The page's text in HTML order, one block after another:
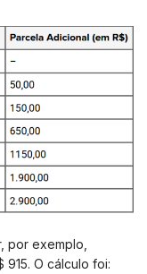
por exemplo,
O cálculo foi: